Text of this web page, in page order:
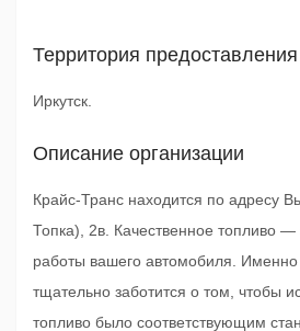
Территория предоставления
Иркутск.
Описание организации
Крайс-Транс находится по адресу
Топка), 2в. Качественное топливо —
работы вашего автомобиля. Именно
тщательно заботится о том, чтобы
топливо было соответствующим